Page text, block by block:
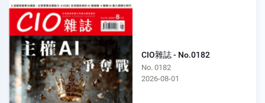
CIO雜誌 - No.0182
No. 0182
2026-08-01